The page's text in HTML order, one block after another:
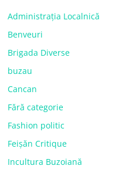
Administrația Localnică
Benveuri
Brigada Diverse
buzau
Cancan
Fără categorie
Fashion politic
Feișăn Critique
Incultura Buzoiană